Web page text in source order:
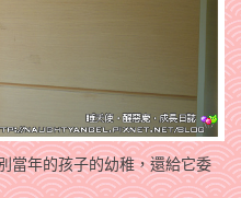
當年的孩子的幼稚，還給它委